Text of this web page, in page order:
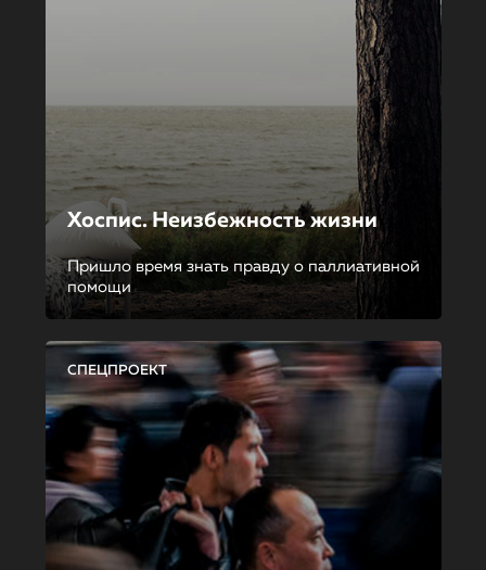
Хоспис. Неизбежность жизни
Пришло время знать правду о паллиативной
помощи
СПЕЦПРОЕКТ